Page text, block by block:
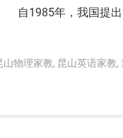
1985年，我国提出
山物理家教, 昆山英语家教,